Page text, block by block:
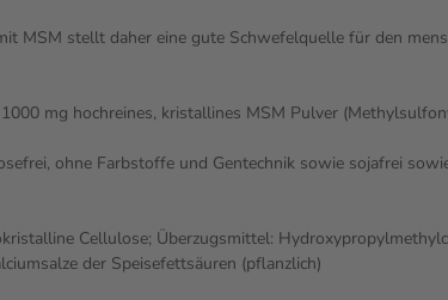
MSM stellt daher eine gute Schwefelquelle für den
mg hochreines, kristallines MSM Pulver
ohne Farbstoffe und Gentechnik sowie sojafrei
Cellulose; Überzugsmittel:
der Speisefettsäuren (pflanzlich)